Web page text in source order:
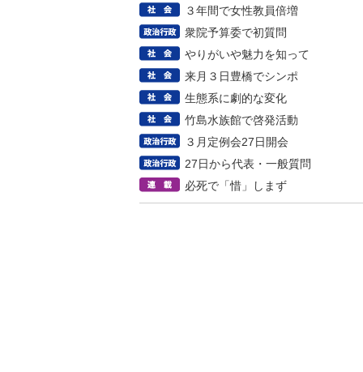
３年間で女性教員倍増
衆院予算委で初質問
やりがいや魅力を知って
来月３日豊橋でシンポ
生態系に劇的な変化
竹島水族館で啓発活動
３月定例会27日開会
27日から代表・一般質問
必死で「惜」しまず